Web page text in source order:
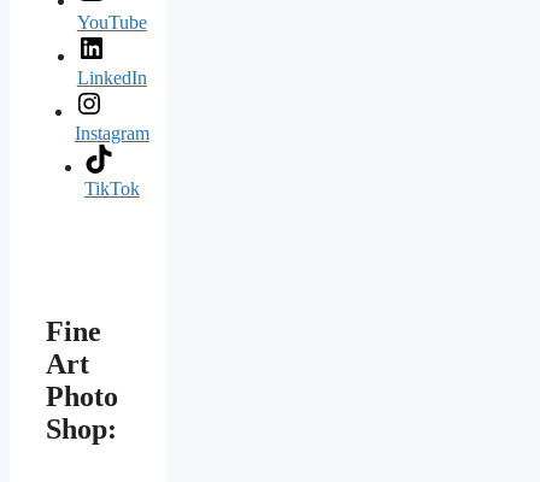
YouTube
LinkedIn
Instagram
TikTok
Fine
Art
Photo
Shop: